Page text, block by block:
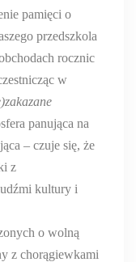
pamięci o
przedszkola
rocznic
w
panująca na
– czuje się, że
z
kultury i
o wolną
z chorągiewkami